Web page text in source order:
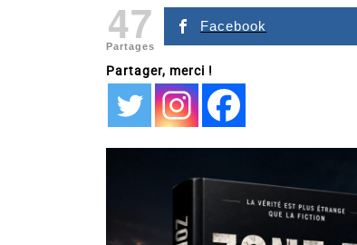
47
Partages
Facebook
Partager, merci !